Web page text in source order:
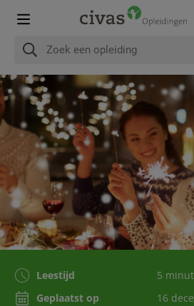
Leestijd
5
Geplaatst op
16